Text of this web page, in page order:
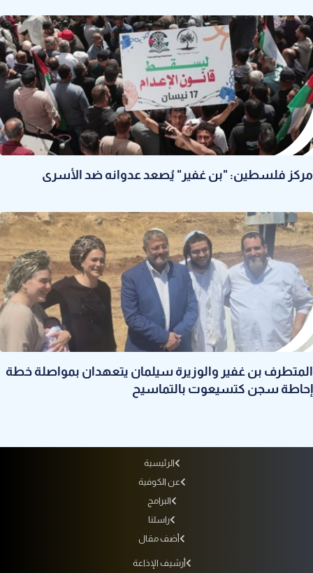
مركز فلسطين: "بن غفير" يُصعد عدوانه ضد الأسرى
المتطرف بن غفير والوزيرة سيلمان يتعهدان بمواصلة خطة
إحاطة سجن كتسيعوت بالتماسيح
الرئيسية
عن الكوفية
البرامج
راسلنا
أضف مقال
أرشيف الإذاعة